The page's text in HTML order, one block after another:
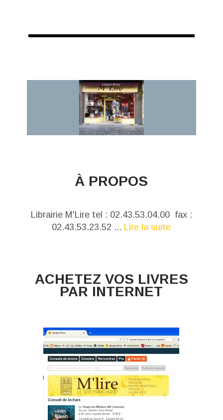
À PROPOS
Librairie M'Lire tel : 02.43.53.04.00 fax :
02.43.53.23.52 ... Lire la suite
ACHETEZ VOS LIVRES
PAR INTERNET